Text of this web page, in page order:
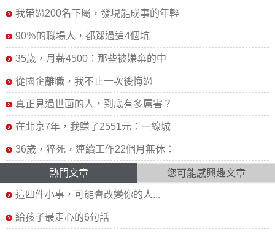
我帶過200名下屬，發現能成事的年輕
90％的職場人，都踩過這4個坑
35歲，月薪4500：那些被嫌棄的中
從國企離職，我不止一次後悔過
真正見過世面的人，到底有多厲害？
在北京7年，我賺了2551元：一線城
36歲，猝死，連續工作22個月無休：
熱門文章 您可能感興趣文章
這四件小事，可能會改變你的人...
給孩子最走心的6句話